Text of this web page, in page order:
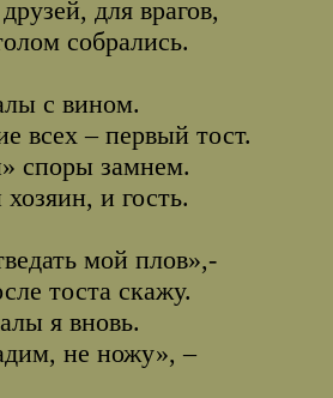
для врагов,
собрались.
с вином.
всех – первый тост.
споры замнем.
и гость.
мой плов»,-
тоста скажу.
я вновь.
не ножу», –